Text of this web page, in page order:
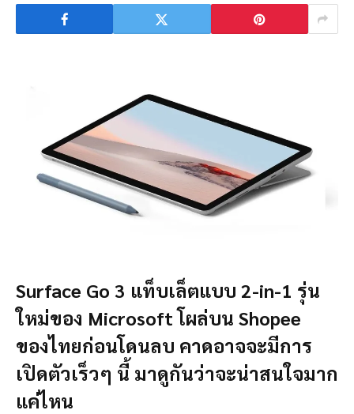
Surface Go 3 แท็บเล็ตแบบ 2-in-1 รุ่น
ใหม่ของ Microsoft โผล่บน Shopee
ของไทยก่อนโดนลบ คาดอาจจะมีการ
เปิดตัวเร็วๆ นี้ มาดูกันว่าจะน่าสนใจมาก
แค่ไหน